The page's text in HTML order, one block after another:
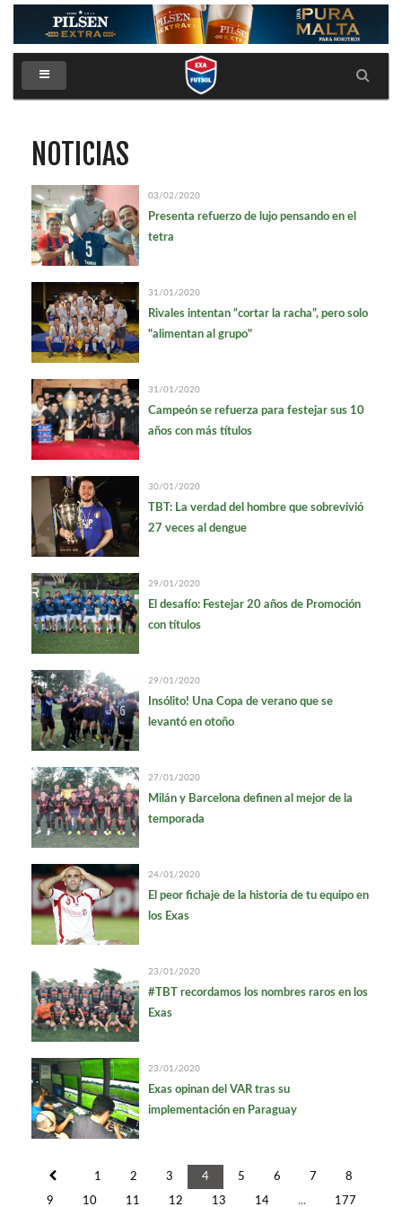
Inicio
Noticias
Suscribirse
Contacto
NOTICIAS
03/02/2020
Presenta refuerzo de lujo pensando en el
tetra
31/01/2020
Rivales intentan “cortar la racha”, pero solo
"alimentan al grupo"
31/01/2020
Campeón se refuerza para festejar sus 10
años con más títulos
30/01/2020
TBT: La verdad del hombre que sobrevivió
27 veces al dengue
29/01/2020
El desafío: Festejar 20 años de Promoción
con títulos
29/01/2020
Insólito! Una Copa de verano que se
levantó en otoño
27/01/2020
Milán y Barcelona definen al mejor de la
temporada
24/01/2020
El peor fichaje de la historia de tu equipo en
los Exas
23/01/2020
#TBT recordamos los nombres raros en los
Exas
23/01/2020
Exas opinan del VAR tras su
implementación en Paraguay
1 2 3 4 5 6 7 8
9 10 11 12 13 14 ... 177